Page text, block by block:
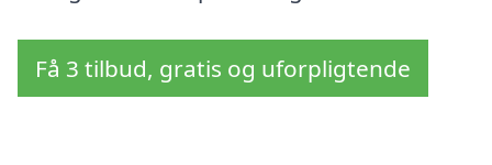
Få 3 tilbud, gratis og uforpligtende